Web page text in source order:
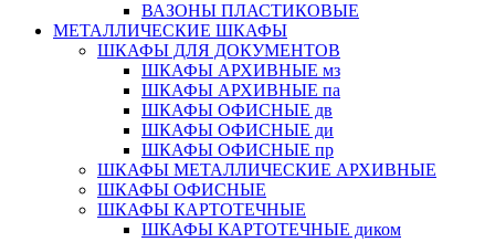
ВАЗОНЫ ПЛАСТИКОВЫЕ
МЕТАЛЛИЧЕСКИЕ ШКАФЫ
ШКАФЫ ДЛЯ ДОКУМЕНТОВ
ШКАФЫ АРХИВНЫЕ мз
ШКАФЫ АРХИВНЫЕ па
ШКАФЫ ОФИСНЫЕ дв
ШКАФЫ ОФИСНЫЕ ди
ШКАФЫ ОФИСНЫЕ пр
ШКАФЫ МЕТАЛЛИЧЕСКИЕ АРХИВНЫЕ
ШКАФЫ ОФИСНЫЕ
ШКАФЫ КАРТОТЕЧНЫЕ
ШКАФЫ КАРТОТЕЧНЫЕ диком